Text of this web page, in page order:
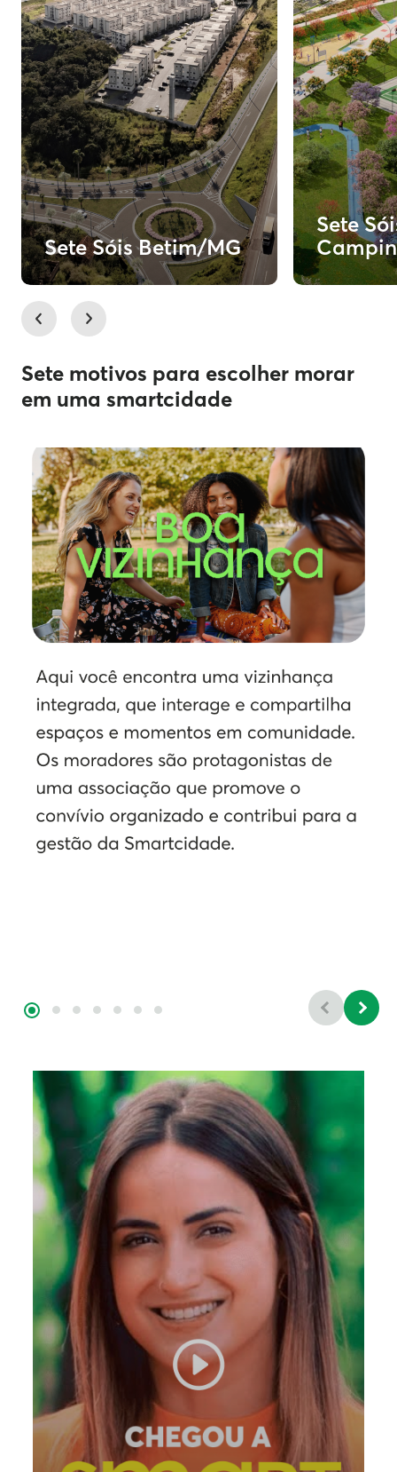
Sete Sóis Betim/MG
Sete
Sete motivos para escolher morar
em uma smartcidade